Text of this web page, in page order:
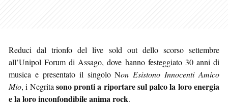
Reduci dal trionfo del live sold out dello scorso settembre
all’Unipol Forum di Assago, dove hanno festeggiato 30 anni di
musica e presentato il singolo Non Esistono Innocenti Amico
Mio, i Negrita sono pronti a riportare sul palco la loro energia
e la loro inconfondibile anima rock.